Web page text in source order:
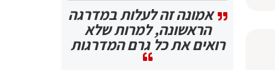
אמונה זה לעלות במדרגה
הראשונה, למרות שלא
רואים את כל גרם המדרגות